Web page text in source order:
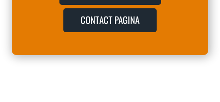
CONTACT PAGINA